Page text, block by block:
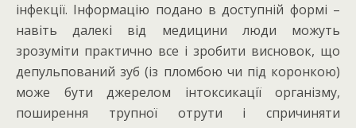
інфекції. Інформацію подано в доступній формі –
навіть далекі від медицини люди можуть
зрозуміти практично все і зробити висновок, що
депульпований зуб (із пломбою чи під коронкою)
може бути джерелом інтоксикації організму,
поширення трупної отрути і спричиняти